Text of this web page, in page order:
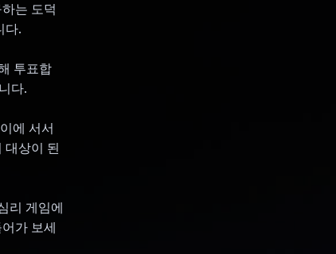
는 도덕
다.
투표합
다.
에 서서
대상이 된
리 게임에
가 보세